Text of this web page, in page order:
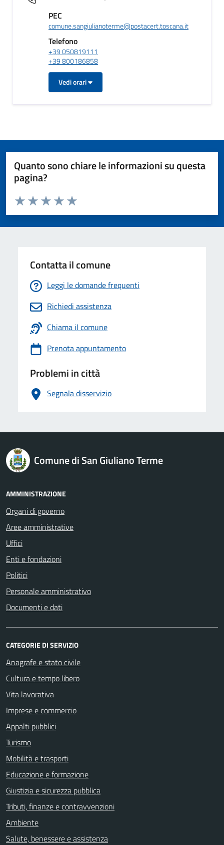
PEC
comune.sangiulianoterme@postacert.toscana.it
Telefono
+39 050819111
+39 800186858
Vedi orari
Quanto sono chiare le informazioni su questa
pagina?
Valuta da 1 a 5 stelle la pagina
Valuta 5 stelle su 5
Valuta 4 stelle su 5
Valuta 3 stelle su 5
Valuta 2 stelle su 5
Valuta 1 stelle su 5
Contatta il comune
Leggi le domande frequenti
Richiedi assistenza
Chiama il comune
Prenota appuntamento
Problemi in città
Segnala disservizio
logo Unione Europea
Comune di San Giuliano Terme
AMMINISTRAZIONE
Organi di governo
Aree amministrative
Uffici
Enti e fondazioni
Politici
Personale amministrativo
Documenti e dati
CATEGORIE DI SERVIZIO
Anagrafe e stato civile
Cultura e tempo libero
Vita lavorativa
Imprese e commercio
Appalti pubblici
Turismo
Mobilità e trasporti
Educazione e formazione
Giustizia e sicurezza pubblica
Tributi, finanze e contravvenzioni
Ambiente
Salute, benessere e assistenza